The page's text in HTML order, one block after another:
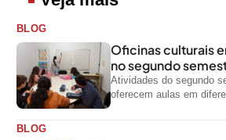
BLOG
Oficinas culturais
no segundo
Atividades do segundo
oferecem aulas em
BLOG